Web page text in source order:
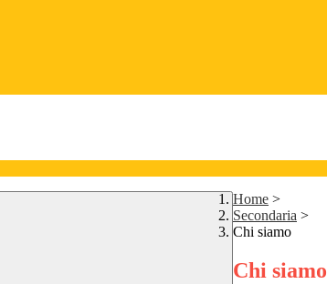
Home >
Secondaria >
Chi siamo
Chi siamo